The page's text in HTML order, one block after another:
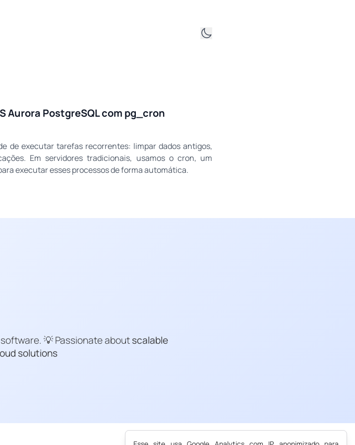
Aurora PostgreSQL com pg_cron
de executar tarefas recorrentes: limpar dados antigos,
Em servidores tradicionais, usamos o cron, um
executar esses processos de forma automática.
💡 Passionate aboutscalable
solutions